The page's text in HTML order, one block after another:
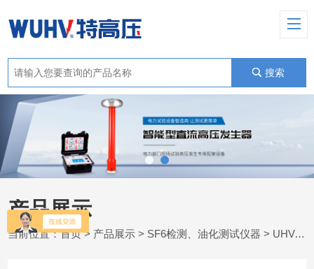
搜索
产品展示
当前位置：首页> 产品展示 > SF6检测、油化测试仪器 > UHV-665 全自动酸值测定仪